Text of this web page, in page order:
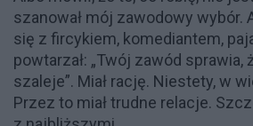
szanował mój zawodowy wybór.
się z fircykiem, komediantem,
powtarzał: „Twój zawód sprawia,
szaleje”. Miał rację. Niestety, w
Przez to miał trudne relacje.